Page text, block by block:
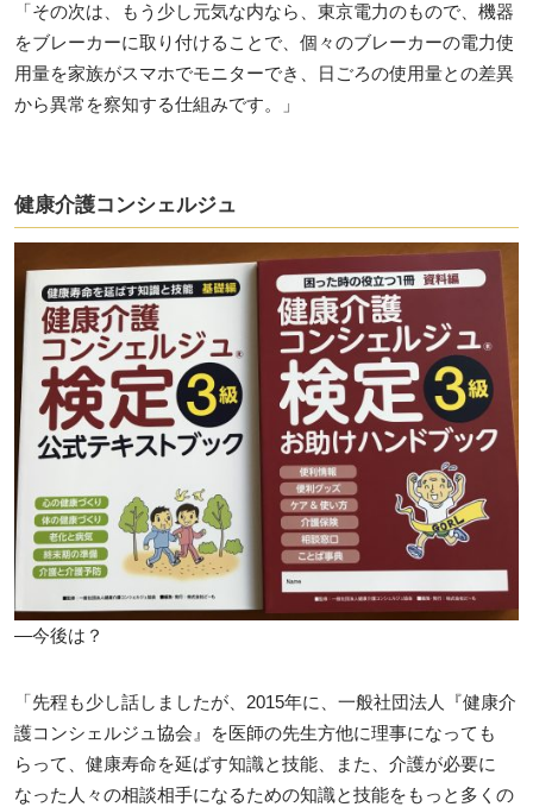
「その次は、もう少し元気な内なら、東京電力のもので、機器
をブレーカーに取り付けることで、個々のブレーカーの電力使
用量を家族がスマホでモニターでき、日ごろの使用量との差異
から異常を察知する仕組みです。」
健康介護コンシェルジュ
―今後は？
「先程も少し話しましたが、2015年に、一般社団法人『健康介
護コンシェルジュ協会』を医師の先生方他に理事になっても
らって、健康寿命を延ばす知識と技能、また、介護が必要に
なった人々の相談相手になるための知識と技能をもっと多くの